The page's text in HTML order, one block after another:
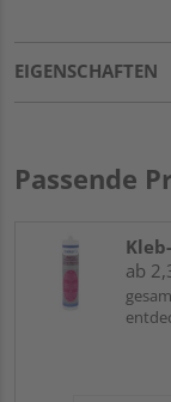
EIGENSCHAFTEN
Passende
ab